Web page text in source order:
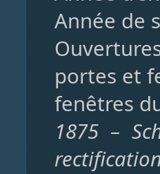
Année de
portes et
fenêtres
1875 –